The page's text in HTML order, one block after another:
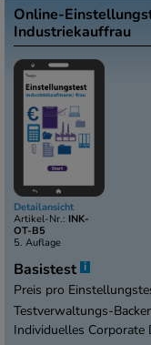
Online-
Industriekauffrau
Detailansicht
Artikel-Nr.: INK-
OT-B5
5. Auflage
Basistest i
Preis pro
Testverwaltungs-
Individuelles Corporate